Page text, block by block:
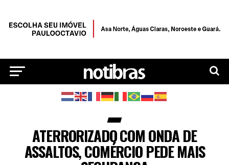
ATERRORIZADO COM ONDA DE
ASSALTOS, COMÉRCIO PEDE MAIS